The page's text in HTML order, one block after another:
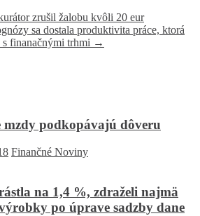
zrušil žalobu kvôli 20 eur
sa dostala produktivita práce, ktorá
s finanačnými trhmi →
mzdy podkopávajú dôveru
Finančné Noviny
na 1,4 %, zdraželi najmä
po úprave sadzby dane